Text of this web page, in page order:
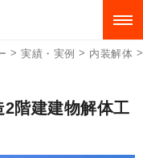
>実績・実例 > 内装解体
階建建物解体工